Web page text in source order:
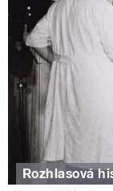
Rozhlasová